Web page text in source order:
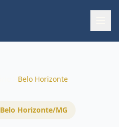
Belo Horizonte
Belo Horizonte/MG